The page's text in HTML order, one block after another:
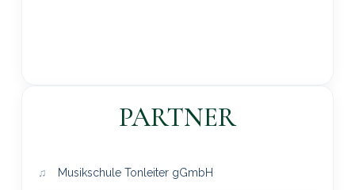
PARTNER
Musikschule Tonleiter gGmbH